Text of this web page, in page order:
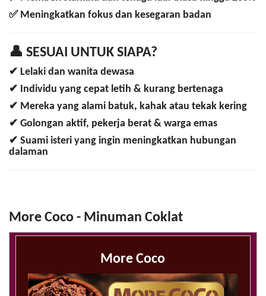
✅ Meningkatkan fokus dan kesegaran badan
👤 SESUAI UNTUK SIAPA?
✔ Lelaki dan wanita dewasa
✔ Individu yang cepat letih & kurang bertenaga
✔ Mereka yang alami batuk, kahak atau tekak kering
✔ Golongan aktif, pekerja berat & warga emas
✔ Suami isteri yang ingin meningkatkan hubungan
dalaman
More Coco - Minuman Coklat
More Coco